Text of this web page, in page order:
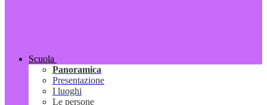
Scuola
Panoramica
Presentazione
I luoghi
Le persone